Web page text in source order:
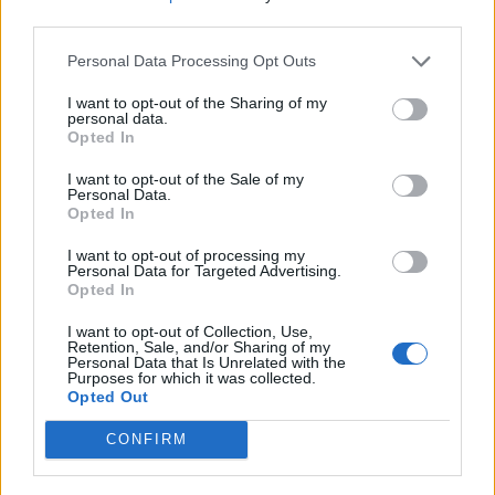
Personal Data Processing Opt Outs
I want to opt-out of the Sharing of my
personal data.
Opted In
I want to opt-out of the Sale of my
Personal Data.
Opted In
I want to opt-out of processing my
Personal Data for Targeted Advertising.
Opted In
I want to opt-out of Collection, Use,
Retention, Sale, and/or Sharing of my
Personal Data that Is Unrelated with the
Purposes for which it was collected.
Opted Out
CONFIRM
zagadnienie na podstawie Innego
Grudzińskiego. W swojej odpowiedzi
uwzględnij również wybrany kontekst.
Kostylew – charakterystyka
granicznych. Omów zagadnienie na
państwa do gazu Tadeusza
Borowskiego. W swojej odpowiedzi
Kategorie
opracowania
Tagi
Inny świat - opracowanie
Gorcew – charakterystyka